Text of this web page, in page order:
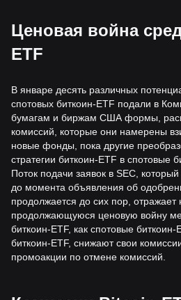
Ценовая война
ETF
В январе десять различных
спотовых биткоин-ETF подали в
бумагам и биржам США формы,
комиссий, которые они намерены
новые фонды, пока другие
стратегии биткоин-ETF в спотовые
Поток подачи заявок в SEC,
до момента объявления об
продолжается до сих пор, отражает
продолжающуюся ценовую войну
биткоин-ETF, как спотовые биткоин-
биткоин-ETF, снижают свои
промоакции по отмене комиссий.